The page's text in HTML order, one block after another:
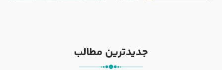
جدیدترین مطالب